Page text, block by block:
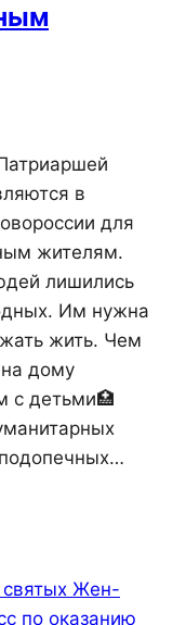
в
для
жителям.
лишились
Им нужна
жить. Чем
дому
с детьми🏥